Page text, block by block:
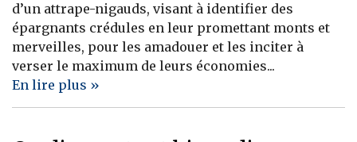
d’un attrape-nigauds, visant à identifier des
épargnants crédules en leur promettant monts et
merveilles, pour les amadouer et les inciter à
verser le maximum de leurs économies...
En lire plus »